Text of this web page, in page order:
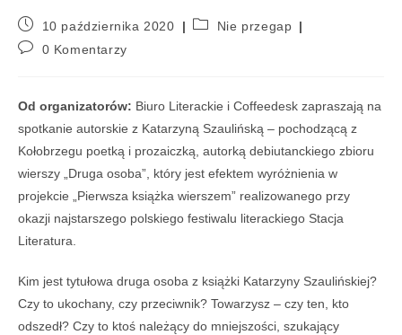
10 października 2020
Nie przegap
0 Komentarzy
Od organizatorów: Biuro Literackie i Coffeedesk zapraszają na
spotkanie autorskie z Katarzyną Szaulińską – pochodzącą z
Kołobrzegu poetką i prozaiczką, autorką debiutanckiego zbioru
wierszy „Druga osoba”, który jest efektem wyróżnienia w
projekcie „Pierwsza książka wierszem” realizowanego przy
okazji najstarszego polskiego festiwalu literackiego Stacja
Literatura.
Kim jest tytułowa druga osoba z książki Katarzyny Szaulińskiej?
Czy to ukochany, czy przeciwnik? Towarzysz – czy ten, kto
odszedł? Czy to ktoś należący do mniejszości, szukający